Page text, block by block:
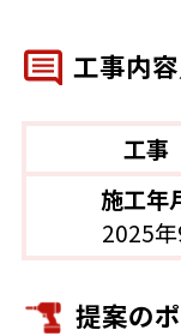
工事内
工事
施工年
2025
提案の